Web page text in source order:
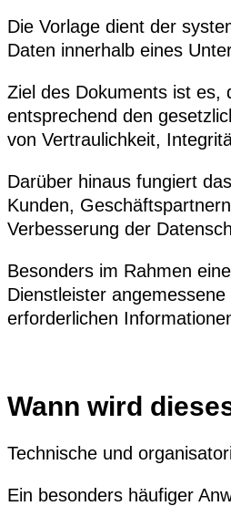
Die Vorlage dient der
Daten innerhalb eines
Ziel des Dokuments ist es,
entsprechend den
von Vertraulichkeit,
Darüber hinaus fungiert
Kunden,
Verbesserung der
Besonders im Rahmen
Dienstleister
erforderlichen
Wann wird
Technische und
Ein besonders häufiger